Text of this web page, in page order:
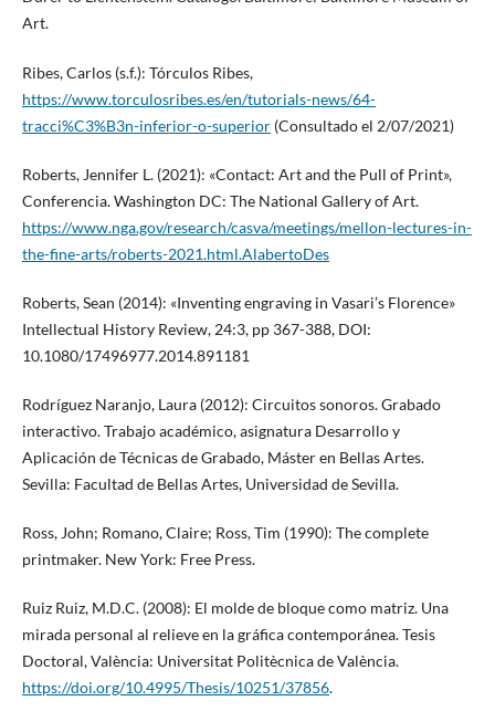
Art.
Ribes, Carlos (s.f.): Tórculos Ribes,
https://www.torculosribes.es/en/tutorials-news/64-
tracci%C3%B3n-inferior-o-superior(Consultado el 2/07/2021)
Roberts, Jennifer L. (2021): «Contact: Art and the Pull of Print»,
Conferencia. Washington DC: The National Gallery of Art.
https://www.nga.gov/research/casva/meetings/mellon-lectures-in-
the-fine-arts/roberts-2021.html.AlabertoDes
Roberts, Sean (2014): «Inventing engraving in Vasari’s Florence»
Intellectual History Review, 24:3, pp 367-388, DOI:
10.1080/17496977.2014.891181
Rodríguez Naranjo, Laura (2012): Circuitos sonoros. Grabado
interactivo. Trabajo académico, asignatura Desarrollo y
Aplicación de Técnicas de Grabado, Máster en Bellas Artes.
Sevilla: Facultad de Bellas Artes, Universidad de Sevilla.
Ross, John; Romano, Claire; Ross, Tim (1990): The complete
printmaker. New York: Free Press.
Ruiz Ruiz, M.D.C. (2008): El molde de bloque como matriz. Una
mirada personal al relieve en la gráfica contemporánea. Tesis
Doctoral, València: Universitat Politècnica de València.
https://doi.org/10.4995/Thesis/10251/37856.